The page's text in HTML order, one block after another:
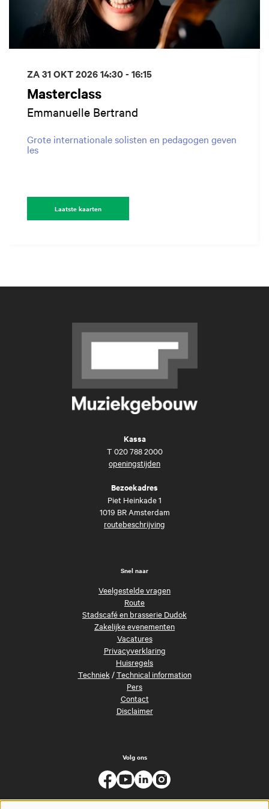
Masterclass
Emmanuelle Bertrand
Grote internationale solisten en pedagogen geven
les
ZA 31 OKT 202614:30 - 16:15
Laatste kaarten
Kassa
T 020 788 2000
openingstijden
Bezoekadres
Piet Heinkade 1
1019 BR Amsterdam
routebeschrijving
Snel naar
Veelgestelde vragen
Route
Stadscafé en brasserie Dudok
Zakelijke evenementen
Vacatures
Privacyverklaring
Huisregels
Techniek/Technical information
Pers
Contact
Disclaimer
Volg ons